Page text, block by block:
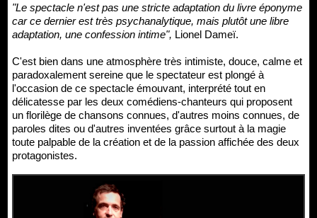
"Le spectacle n'est pas une stricte adaptation du livre éponyme
car ce dernier est très psychanalytique, mais plutôt une libre
adaptation, une confession intime", Lionel Dameï.
C'est bien dans une atmosphère très intimiste, douce, calme et
paradoxalement sereine que le spectateur est plongé à
l'occasion de ce spectacle émouvant, interprété tout en
délicatesse par les deux comédiens-chanteurs qui proposent
un florilège de chansons connues, d'autres moins connues, de
paroles dites ou d'autres inventées grâce surtout à la magie
toute palpable de la création et de la passion affichée des deux
protagonistes.